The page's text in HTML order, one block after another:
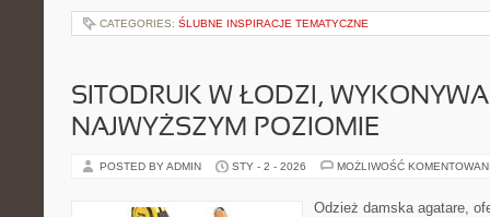
CATEGORIES: ŚLUBNE INSPIRACJE TEMATYCZNE
SITODRUK W ŁODZI,
NAJWYŻSZYM POZIOMIE
POSTED BY ADMIN STY - 2 - 2026 MOŻLIWOŚĆ
Odzież damska agatare,